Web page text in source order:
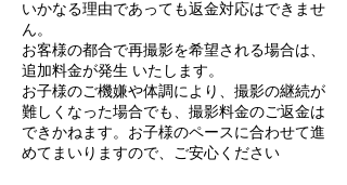
いかなる理由であっても返金対応はできませ
ん。
お客様の都合で再撮影を希望される場合は、
追加料金が発生 いたします。
お子様のご機嫌や体調により、撮影の継続が
難しくなった場合でも、撮影料金のご返金は
できかねます。お子様のペースに合わせて進
めてまいりますので、ご安心ください